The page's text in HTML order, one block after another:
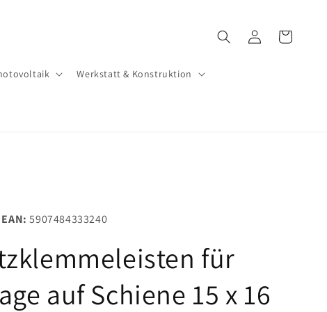
Werkstatt & Konstruktion
EinloggenWarenkorb
EAN: 5907484333240
für
auf Schiene 15 x 16